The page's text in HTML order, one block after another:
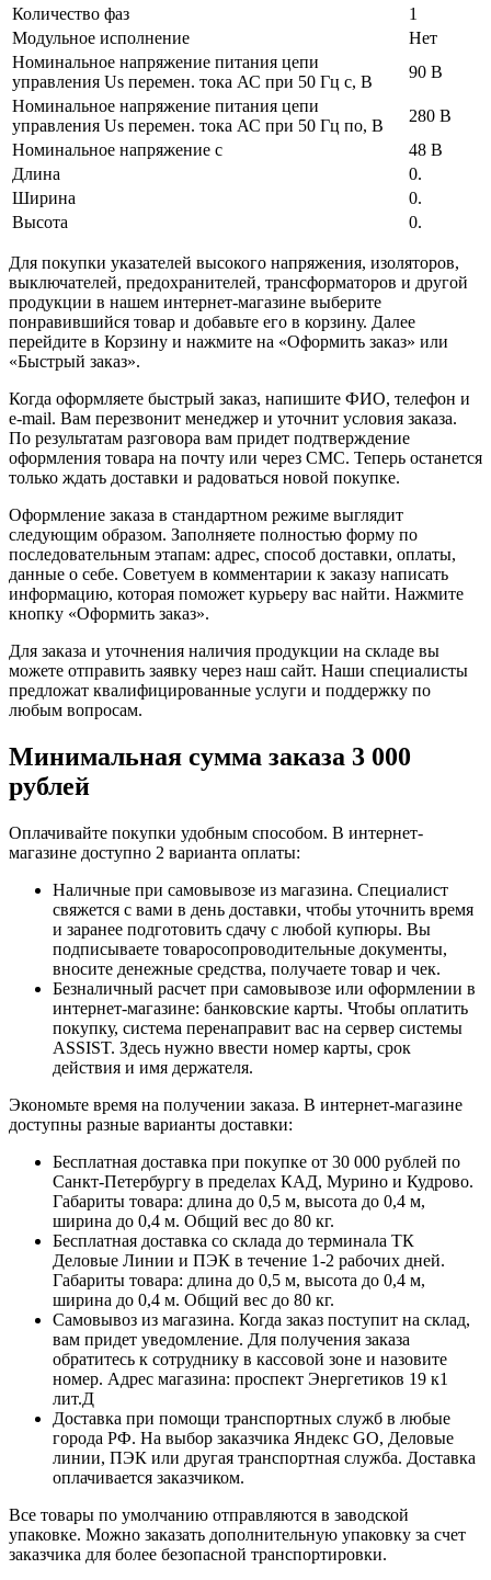
Количество фаз
1
Модульное исполнение
Нет
Номинальное напряжение питания цепи
управления Us перемен. тока АС при 50 Гц с, В
90 В
Номинальное напряжение питания цепи
управления Us перемен. тока АС при 50 Гц по, В
280 В
Номинальное напряжение с
48 В
Длина
0.
Ширина
0.
Высота
0.
Для покупки указателей высокого напряжения, изоляторов,
выключателей, предохранителей, трансформаторов и другой
продукции в нашем интернет-магазине выберите
понравившийся товар и добавьте его в корзину. Далее
перейдите в Корзину и нажмите на «Оформить заказ» или
«Быстрый заказ».
Когда оформляете быстрый заказ, напишите ФИО, телефон и
e-mail. Вам перезвонит менеджер и уточнит условия заказа.
По результатам разговора вам придет подтверждение
оформления товара на почту или через СМС. Теперь останется
только ждать доставки и радоваться новой покупке.
Оформление заказа в стандартном режиме выглядит
следующим образом. Заполняете полностью форму по
последовательным этапам: адрес, способ доставки, оплаты,
данные о себе. Советуем в комментарии к заказу написать
информацию, которая поможет курьеру вас найти. Нажмите
кнопку «Оформить заказ».
Для заказа и уточнения наличия продукции на складе вы
можете отправить заявку через наш сайт. Наши специалисты
предложат квалифицированные услуги и поддержку по
любым вопросам.
Минимальная сумма заказа 3 000
рублей
Оплачивайте покупки удобным способом. В интернет-
магазине доступно 2 варианта оплаты:
Наличные при самовывозе из магазина. Специалист
свяжется с вами в день доставки, чтобы уточнить время
и заранее подготовить сдачу с любой купюры. Вы
подписываете товаросопроводительные документы,
вносите денежные средства, получаете товар и чек.
Безналичный расчет при самовывозе или оформлении в
интернет-магазине: банковские карты. Чтобы оплатить
покупку, система перенаправит вас на сервер системы
ASSIST. Здесь нужно ввести номер карты, срок
действия и имя держателя.
Экономьте время на получении заказа. В интернет-магазине
доступны разные варианты доставки:
Бесплатная доставка при покупке от 30 000 рублей по
Санкт-Петербургу в пределах КАД, Мурино и Кудрово.
Габариты товара: длина до 0,5 м, высота до 0,4 м,
ширина до 0,4 м. Общий вес до 80 кг.
Бесплатная доставка со склада до терминала ТК
Деловые Линии и ПЭК в течение 1-2 рабочих дней.
Габариты товара: длина до 0,5 м, высота до 0,4 м,
ширина до 0,4 м. Общий вес до 80 кг.
Самовывоз из магазина. Когда заказ поступит на склад,
вам придет уведомление. Для получения заказа
обратитесь к сотруднику в кассовой зоне и назовите
номер. Адрес магазина: проспект Энергетиков 19 к1
лит.Д
Доставка при помощи транспортных служб в любые
города РФ. На выбор заказчика Яндекс GO, Деловые
линии, ПЭК или другая транспортная служба. Доставка
оплачивается заказчиком.
Все товары по умолчанию отправляются в заводской
упаковке. Можно заказать дополнительную упаковку за счет
заказчика для более безопасной транспортировки.